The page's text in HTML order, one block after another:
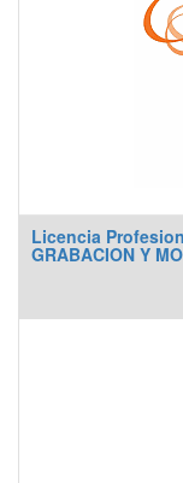
Licencia
GRABACION Y